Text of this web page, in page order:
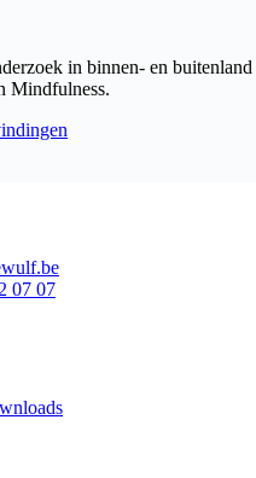
in binnen- en buitenland
Mindfulness.
07 07